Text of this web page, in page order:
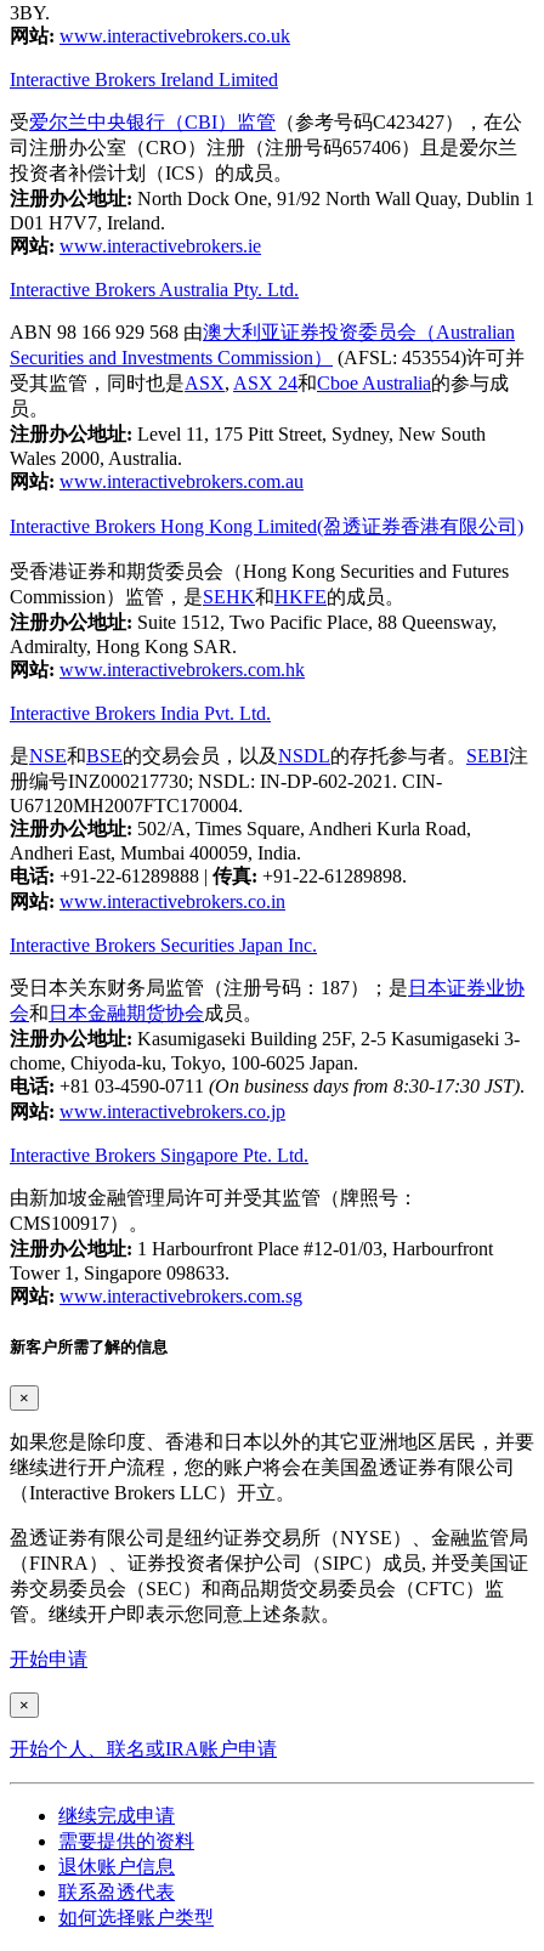
3BY.
网站: www.interactivebrokers.co.uk
Interactive Brokers Ireland Limited
受爱尔兰中央银行（CBI）监管 （参考号码C423427），在公
司注册办公室（CRO）注册（注册号码657406）且是爱尔兰
投资者补偿计划（ICS）的成员。
注册办公地址: North Dock One, 91/92 North Wall Quay, Dublin 1
D01 H7V7, Ireland.
网站: www.interactivebrokers.ie
Interactive Brokers Australia Pty. Ltd.
ABN 98 166 929 568 由澳大利亚证券投资委员会（Australian
Securities and Investments Commission）
(AFSL: 453554)许可并
受其监管，同时也是ASX, ASX 24和Cboe Australia的参与成
员。
注册办公地址: Level 11, 175 Pitt Street, Sydney, New South
Wales 2000, Australia.
网站: www.interactivebrokers.com.au
Interactive Brokers Hong Kong Limited(盈透证券香港有限公司)
受香港证券和期货委员会（Hong Kong Securities and Futures
Commission）监管，是SEHK和HKFE的成员。
注册办公地址: Suite 1512, Two Pacific Place, 88 Queensway,
Admiralty, Hong Kong SAR.
网站: www.interactivebrokers.com.hk
Interactive Brokers India Pvt. Ltd.
是NSE和BSE的交易会员，以及NSDL的存托参与者。 SEBI注
册编号INZ000217730; NSDL: IN-DP-602-2021. CIN-
U67120MH2007FTC170004.
注册办公地址: 502/A, Times Square, Andheri Kurla Road,
Andheri East, Mumbai 400059, India.
电话: +91-22-61289888 | 传真: +91-22-61289898.
网站: www.interactivebrokers.co.in
Interactive Brokers Securities Japan Inc.
受日本关东财务局监管（注册号码：187）；是 日本证券业协
会和 日本金融期货协会成员。
注册办公地址: Kasumigaseki Building 25F, 2-5 Kasumigaseki 3-
chome, Chiyoda-ku, Tokyo, 100-6025 Japan.
电话: +81 03-4590-0711 (On business days from 8:30-17:30 JST).
网站: www.interactivebrokers.co.jp
Interactive Brokers Singapore Pte. Ltd.
由新加坡金融管理局许可并受其监管（牌照号：
CMS100917）。
注册办公地址: 1 Harbourfront Place #12-01/03, Harbourfront
Tower 1, Singapore 098633.
网站: www.interactivebrokers.com.sg
新客户所需了解的信息
×
如果您是除印度、香港和日本以外的其它亚洲地区居民，并要
继续进行开户流程，您的账户将会在美国盈透证券有限公司
（Interactive Brokers LLC）开立。
盈透证劵有限公司是纽约证券交易所（NYSE）、金融监管局
（FINRA）、证券投资者保护公司（SIPC）成员, 并受美国证
劵交易委员会（SEC）和商品期货交易委员会（CFTC）监
管。继续开户即表示您同意上述条款。
开始申请
×
开始个人、联名或IRA账户申请
继续完成申请
需要提供的资料
退休账户信息
联系盈透代表
如何选择账户类型